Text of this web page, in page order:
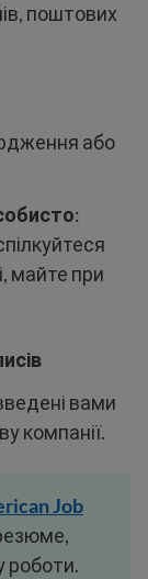
поштових
або
:
майте при
вами
компанії.
Job
роботи.